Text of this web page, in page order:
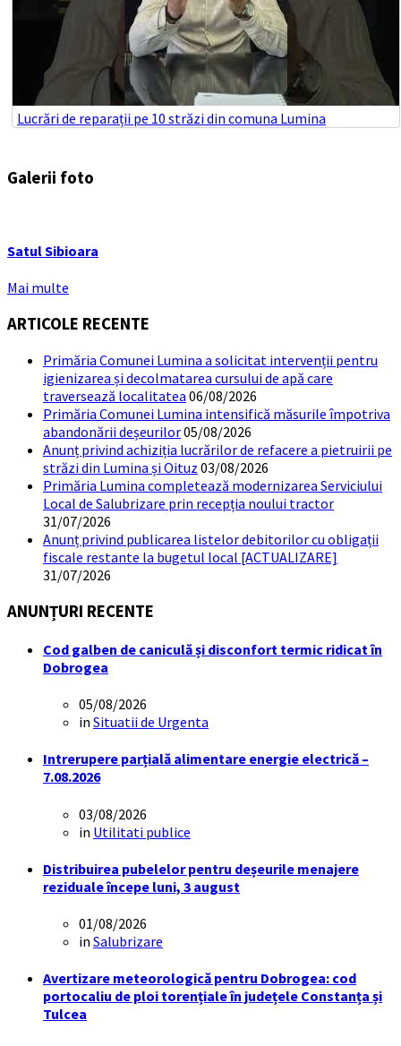
Lucrări de reparații pe 10 străzi din comuna Lumina
Galerii foto
Satul Sibioara
Mai multe
ARTICOLE RECENTE
Primăria Comunei Lumina a solicitat intervenții pentru
igienizarea și decolmatarea cursului de apă care
traversează localitatea 06/08/2026
Primăria Comunei Lumina intensifică măsurile împotriva
abandonării deșeurilor05/08/2026
Anunț privind achiziția lucrărilor de refacere a pietruirii pe
străzi din Lumina și Oituz 03/08/2026
Primăria Lumina completează modernizarea Serviciului
Local de Salubrizare prin recepția noului tractor
31/07/2026
Anunț privind publicarea listelor debitorilor cu obligații
fiscale restante la bugetul local [ACTUALIZARE]
31/07/2026
ANUNȚURI RECENTE
Cod galben de caniculă și disconfort termic ridicat în
Dobrogea
05/08/2026
in Situatii de Urgenta
Intrerupere parțială alimentare energie electrică –
7.08.2026
03/08/2026
in Utilitati publice
Distribuirea pubelelor pentru deșeurile menajere
reziduale începe luni, 3 august
01/08/2026
in Salubrizare
Avertizare meteorologică pentru Dobrogea: cod
portocaliu de ploi torențiale în județele Constanța și
Tulcea